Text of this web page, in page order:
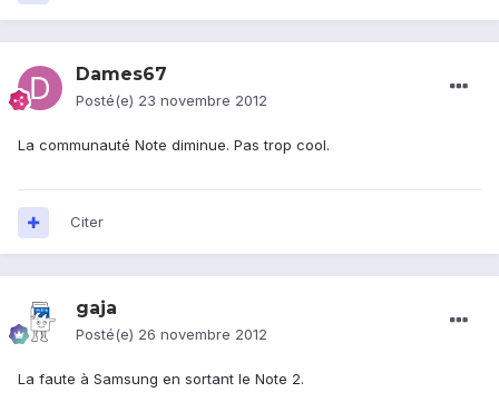
Dames67
Posté(e) 23 novembre 2012
La communauté Note diminue. Pas trop cool.
Citer
gaja
Posté(e) 26 novembre 2012
La faute à Samsung en sortant le Note 2.